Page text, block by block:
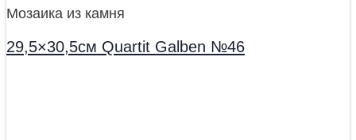
Мозаика из камня
29,5×30,5см Quartit Galben №46